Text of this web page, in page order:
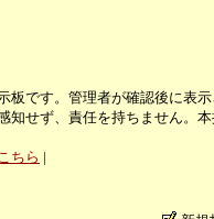
板です。管理者が確認後に表
知せず、責任を持ちません。
ちら |